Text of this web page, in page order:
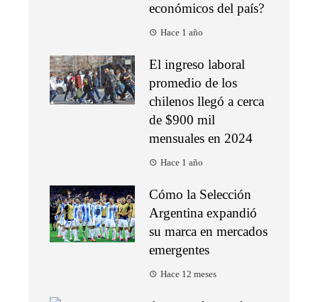
económicos del país?
Hace 1 año
El ingreso laboral
promedio de los
chilenos llegó a cerca
de $900 mil
mensuales en 2024
Hace 1 año
Cómo la Selección
Argentina expandió
su marca en mercados
emergentes
Hace 12 meses